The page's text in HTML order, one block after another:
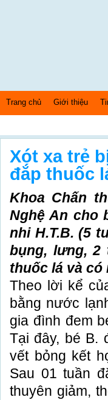
Trang chủ Giới thiệu
Xót xa trẻ
đắp thuốc
Khoa Chấn
Nghệ An cho
nhi H.T.B. (5
bụng, lưng, 2
thuốc lá và có
Theo lời kể
bằng nước
gia đình đem
Tại đây, bé B.
vết bỏng kết
Sau 01 tuần
thuyên giảm,